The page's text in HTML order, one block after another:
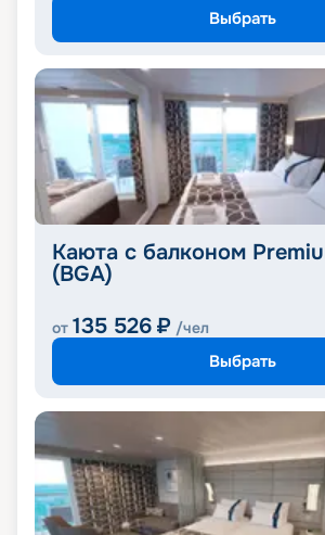
Выбрать
Каюта с балконом
(BGA)
от 135 526 ₽ /чел
Выбрать